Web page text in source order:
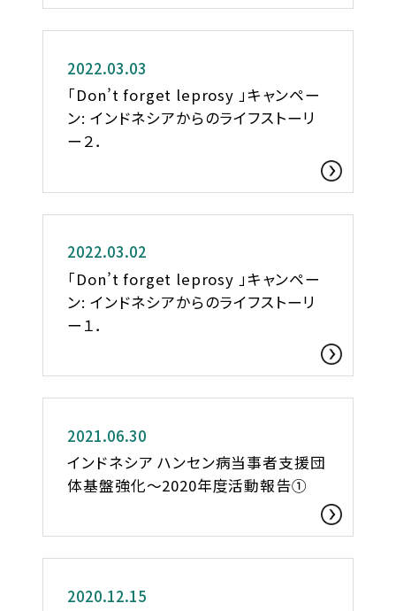
お知らせ
2022.03.03
「Don’t forget leprosy 」キャンペー
ン: インドネシアからのライフストーリ
ー２．
お知らせ
2022.03.02
「Don’t forget leprosy 」キャンペー
ン: インドネシアからのライフストーリ
ー１．
活動レポート
2021.06.30
インドネシア ハンセン病当事者支援団
体基盤強化〜2020年度活動報告①
お知らせ
2020.12.15